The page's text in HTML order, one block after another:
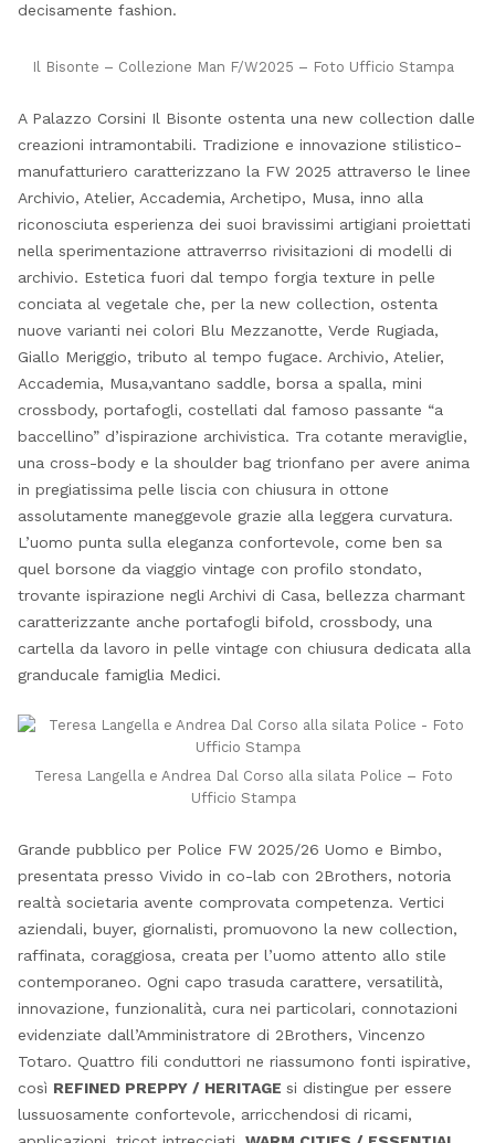
decisamente fashion.
Il Bisonte – Collezione Man F/W2025 – Foto Ufficio Stampa
A Palazzo Corsini Il Bisonte ostenta una new collection dalle
creazioni intramontabili. Tradizione e innovazione stilistico-
manufatturiero caratterizzano la FW 2025 attraverso le linee
Archivio, Atelier, Accademia, Archetipo, Musa, inno alla
riconosciuta esperienza dei suoi bravissimi artigiani proiettati
nella sperimentazione attraverrso rivisitazioni di modelli di
archivio. Estetica fuori dal tempo forgia texture in pelle
conciata al vegetale che, per la new collection, ostenta
nuove varianti nei colori Blu Mezzanotte, Verde Rugiada,
Giallo Meriggio, tributo al tempo fugace. Archivio, Atelier,
Accademia, Musa,vantano saddle, borsa a spalla, mini
crossbody, portafogli, costellati dal famoso passante “a
baccellino” d’ispirazione archivistica. Tra cotante meraviglie,
una cross-body e la shoulder bag trionfano per avere anima
in pregiatissima pelle liscia con chiusura in ottone
assolutamente maneggevole grazie alla leggera curvatura.
L’uomo punta sulla eleganza confortevole, come ben sa
quel borsone da viaggio vintage con profilo stondato,
trovante ispirazione negli Archivi di Casa, bellezza charmant
caratterizzante anche portafogli bifold, crossbody, una
cartella da lavoro in pelle vintage con chiusura dedicata alla
granducale famiglia Medici.
Teresa Langella e Andrea Dal Corso alla silata Police – Foto
Ufficio Stampa
Grande pubblico per Police FW 2025/26 Uomo e Bimbo,
presentata presso Vivido in co-lab con 2Brothers, notoria
realtà societaria avente comprovata competenza. Vertici
aziendali, buyer, giornalisti, promuovono la new collection,
raffinata, coraggiosa, creata per l’uomo attento allo stile
contemporaneo. Ogni capo trasuda carattere, versatilità,
innovazione, funzionalità, cura nei particolari, connotazioni
evidenziate dall’Amministratore di 2Brothers, Vincenzo
Totaro. Quattro fili conduttori ne riassumono fonti ispirative,
così REFINED PREPPY / HERITAGE si distingue per essere
lussuosamente confortevole, arricchendosi di ricami,